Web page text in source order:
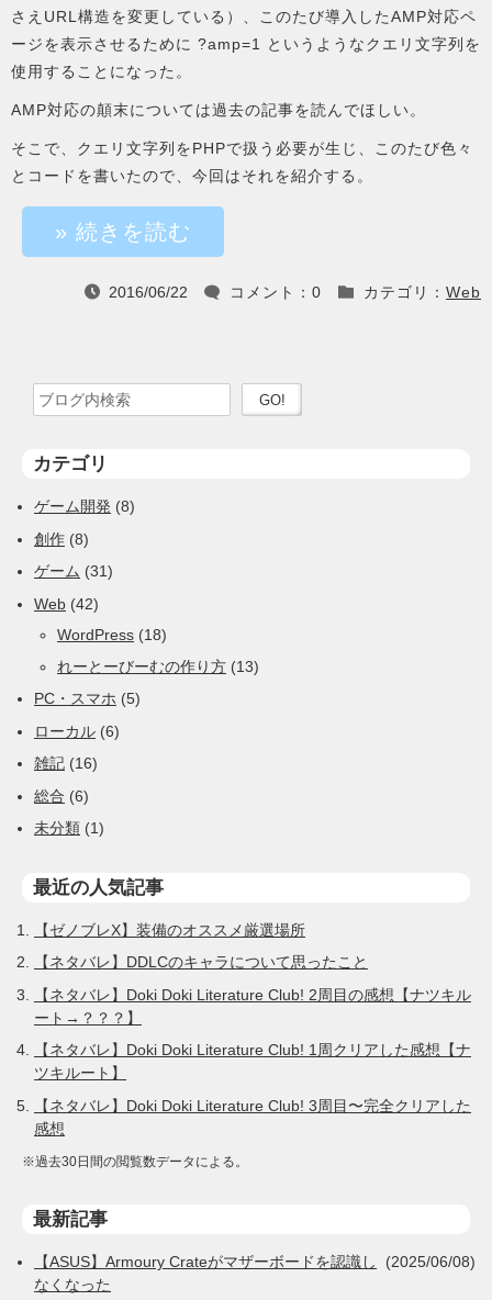
さえURL構造を変更している）、このたび導入したAMP対応ペ
ージを表示させるために ?amp=1 というようなクエリ文字列を
使用することになった。
AMP対応の顛末については過去の記事を読んでほしい。
そこで、クエリ文字列をPHPで扱う必要が生じ、このたび色々
とコードを書いたので、今回はそれを紹介する。
» 続きを読む
 2016/06/22  コメント：0  カテゴリ： Web
検索ワードを入力 検索を実行
カテゴリ
ゲーム開発 (8)
創作 (8)
ゲーム (31)
Web (42)
WordPress (18)
れーとーびーむの作り方 (13)
PC・スマホ (5)
ローカル (6)
雑記 (16)
総合 (6)
未分類 (1)
最近の人気記事
【ゼノブレX】装備のオススメ厳選場所
【ネタバレ】DDLCのキャラについて思ったこと
【ネタバレ】Doki Doki Literature Club! 2周目の感想【ナツキル
ート→？？？】
【ネタバレ】Doki Doki Literature Club! 1周クリアした感想【ナ
ツキルート】
【ネタバレ】Doki Doki Literature Club! 3周目〜完全クリアした
感想
※過去30日間の閲覧数データによる。
最新記事
(2025/06/08)
【ASUS】Armoury Crateがマザーボードを認識し
なくなった